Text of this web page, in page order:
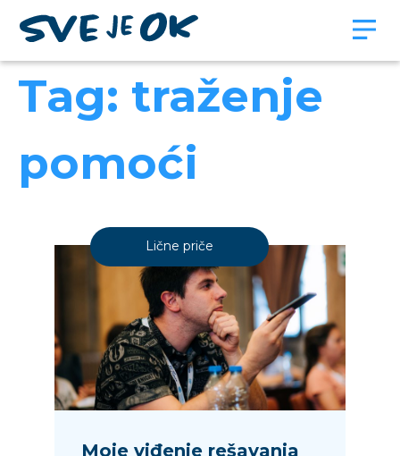
Tag: traženje
pomoći
Lične priče
Moje viđenje rešavanja